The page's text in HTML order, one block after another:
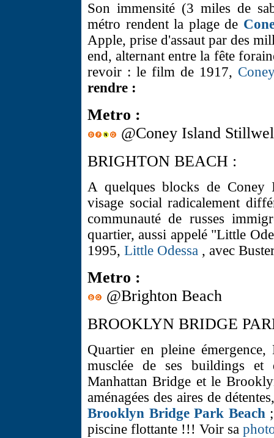
Son immensité (3 miles de
métro rendent la plage de
Apple, prise d'assaut par des
end, alternant entre la fête
revoir : le film de 1917,
rendre :
Metro :
@Coney Island
BRIGHTON BEACH :
A quelques blocks de
visage social radicalement
communauté de russes
quartier, aussi appelé "Little
1995, Little Odessa , avec
Metro :
@Brighton Beach
BROOKLYN BRIDGE
Quartier en pleine
musclée de ses buildings et
Manhattan Bridge et le
aménagées des aires de
Brooklyn Bridge Park Beach;
piscine flottante !!! Voir sa